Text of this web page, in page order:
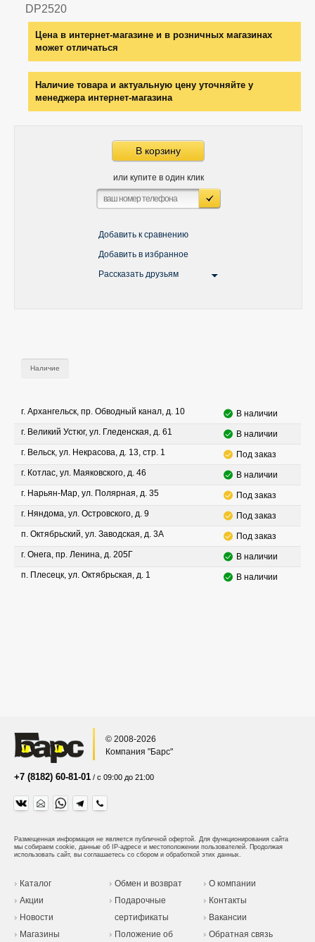
DP2520
Цена в интернет-магазине и в розничных магазинах
может отличаться
Наличие товара и актуальную цену уточняйте у
менеджера интернет-магазина
В корзину
или купите в один клик
Добавить к сравнению
Добавить в избранное
Рассказать друзьям
Наличие
г. Архангельск, пр. Обводный канал, д. 10
В наличии
г. Великий Устюг, ул. Гледенская, д. 61
В наличии
г. Вельск, ул. Некрасова, д. 13, стр. 1
Под заказ
г. Котлас, ул. Маяковского, д. 46
В наличии
г. Нарьян-Мар, ул. Полярная, д. 35
Под заказ
г. Няндома, ул. Островского, д. 9
Под заказ
п. Октябрьский, ул. Заводская, д. 3А
Под заказ
г. Онега, пр. Ленина, д. 205Г
В наличии
п. Плесецк, ул. Октябрьская, д. 1
В наличии
© 2008-2026
Компания "Барс"
+7 (8182) 60-81-01 / с 09:00 до 21:00
Размещенная информация не является публичной офертой. Для функционирования сайта
мы собираем cookie, данные об IP-адресе и местоположении пользователей. Продолжая
использовать сайт, вы соглашаетесь со сбором и обработкой этих данных.
Каталог
Акции
Новости
Магазины
Обмен и возврат
Подарочные
сертификаты
Положение об
О компании
Контакты
Вакансии
Обратная связь